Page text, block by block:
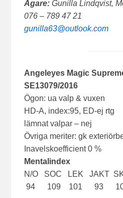
Ägare: Gunilla Lindqvist,
076 – 789 47 21
gunilla63@outlook.com
Angeleyes Magic
SE13079/2016
Ögon: ua valp & vuxen
HD-A, index:95, ED-ej rtg
lämnat valpar – nej
Övriga meriter: gk
Inavelskoefficient 0 %
Mentalindex
N/O SOC LEK JAKT
94 109 101 93